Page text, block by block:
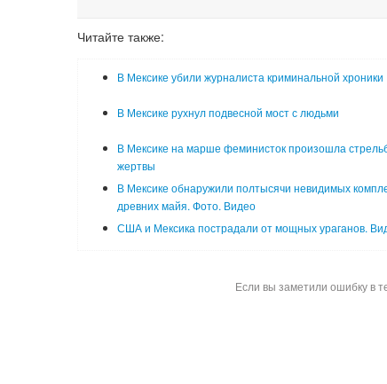
Читайте также:
В Мексике убили журналиста криминальной хроники
В Мексике рухнул подвесной мост с людьми
В Мексике на марше феминисток произошла
жертвы
В Мексике обнаружили полтысячи невидимых
древних майя. Фото. Видео
США и Мексика пострадали от мощных ураганов.
Если вы заметили ошибку в